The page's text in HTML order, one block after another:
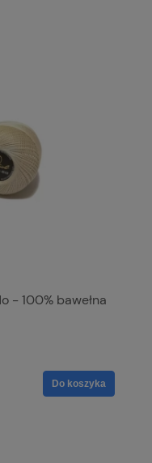
- 100% bawełna
Do koszyka